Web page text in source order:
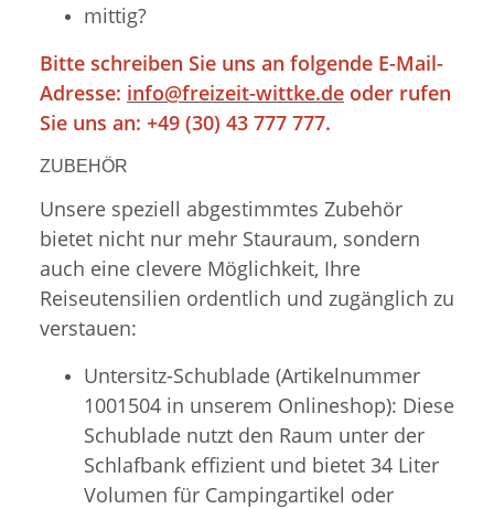
mittig?
Bitte schreiben Sie uns an folgende E-Mail-
Adresse: info@freizeit-wittke.de oder rufen
Sie uns an: +49 (30) 43 777 777.
ZUBEHÖR
Unsere speziell abgestimmtes Zubehör
bietet nicht nur mehr Stauraum, sondern
auch eine clevere Möglichkeit, Ihre
Reiseutensilien ordentlich und zugänglich zu
verstauen:
Untersitz-Schublade (Artikelnummer
1001504 in unserem Onlineshop): Diese
Schublade nutzt den Raum unter der
Schlafbank effizient und bietet 34 Liter
Volumen für Campingartikel oder